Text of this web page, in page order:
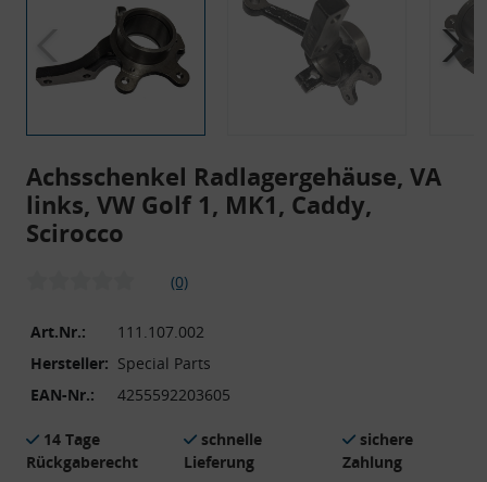
Achsschenkel Radlagergehäuse, VA
links, VW Golf 1, MK1, Caddy,
Scirocco
(0)
Art.Nr.:
111.107.002
Hersteller: Special Parts
EAN-Nr.:
4255592203605
14 Tage
Rückgaberecht
schnelle
Lieferung
sichere
Zahlung